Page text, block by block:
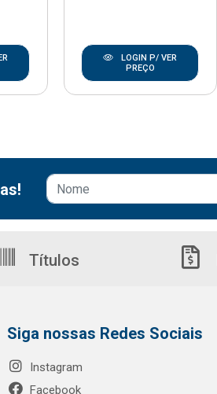
LOGIN P/ VER
PREÇO
Títulos
Siga nossas Redes Sociais
Instagram
Facebook